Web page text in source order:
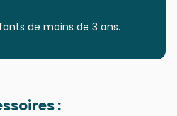
Puzzles - Forêts, Fleurs et
de moins de 3 ans.
: